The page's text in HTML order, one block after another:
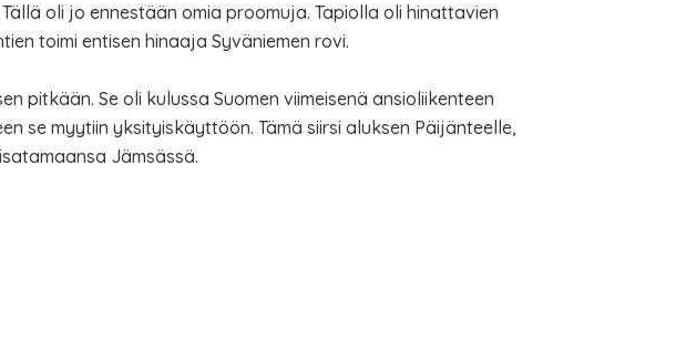
oli jo ennestään omia proomuja. Tapiolla oli hinattavien
toimi entisen hinaaja Syväniemen rovi.
pitkään. Se oli kulussa Suomen viimeisenä ansioliikenteen
se myytiin yksityiskäyttöön. Tämä siirsi aluksen Päijänteelle,
Jämsässä.